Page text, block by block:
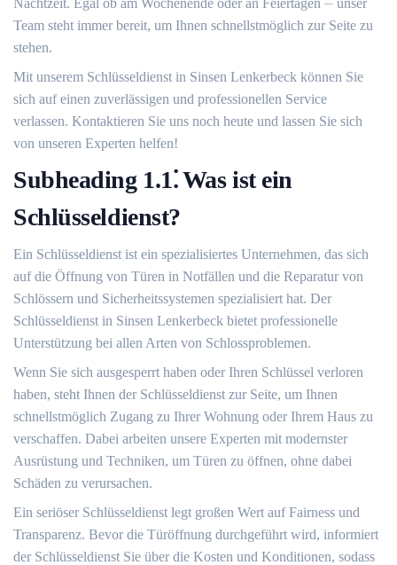
Nachtzeit. Egal ob am Wochenende oder an Feiertagen ⏤ unser
Team steht immer bereit, um Ihnen schnellstmöglich zur Seite zu
stehen.​
Mit unserem Schlüsseldienst in Sinsen Lenkerbeck können Sie
sich auf einen zuverlässigen und professionellen Service
verlassen.​ Kontaktieren Sie uns noch heute und lassen Sie sich
von unseren Experten helfen!​
Subheading 1.​1⁚ Was ist ein
Schlüsseldienst?​
Ein Schlüsseldienst ist ein spezialisiertes Unternehmen, das sich
auf die Öffnung von Türen in Notfällen und die Reparatur von
Schlössern und Sicherheitssystemen spezialisiert hat.​ Der
Schlüsseldienst in Sinsen Lenkerbeck bietet professionelle
Unterstützung bei allen Arten von Schlossproblemen.​
Wenn Sie sich ausgesperrt haben oder Ihren Schlüssel verloren
haben, steht Ihnen der Schlüsseldienst zur Seite, um Ihnen
schnellstmöglich Zugang zu Ihrer Wohnung oder Ihrem Haus zu
verschaffen.​ Dabei arbeiten unsere Experten mit modernster
Ausrüstung und Techniken, um Türen zu öffnen, ohne dabei
Schäden zu verursachen.​
Ein seriöser Schlüsseldienst legt großen Wert auf Fairness und
Transparenz.​ Bevor die Türöffnung durchgeführt wird, informiert
der Schlüsseldienst Sie über die Kosten und Konditionen, sodass